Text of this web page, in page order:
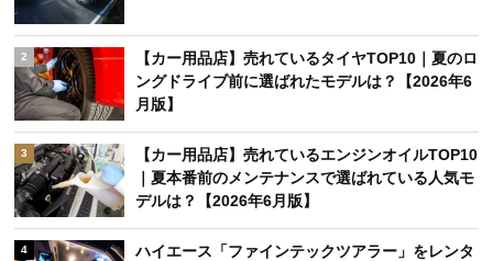
2
【カー用品店】売れているタイヤTOP10｜夏のロ
ングドライブ前に選ばれたモデルは？【2026年6
月版】
3
【カー用品店】売れているエンジンオイルTOP10
｜夏本番前のメンテナンスで選ばれている人気モ
デルは？【2026年6月版】
4
ハイエース「ファインテックツアラー」をレンタ